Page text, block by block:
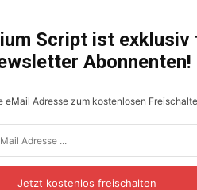
Script ist exklusiv
Abonnenten!
eMail Adresse zum kostenlosen
Jetzt kostenlos freischalten